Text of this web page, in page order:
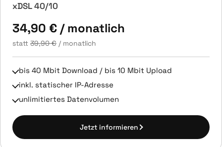
xDSL 40/10
34,90 € / monatlich
statt 39,90 € / monatlich
bis 40 Mbit Download / bis 10 Mbit Upload
inkl. statischer IP-Adresse
unlimitiertes Datenvolumen
Jetzt informieren